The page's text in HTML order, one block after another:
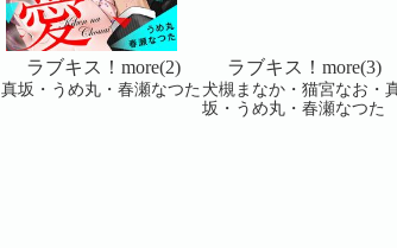
ラブキス！more(2)
真坂・うめ丸・春瀬なつた
ラブキス！more(3)
犬槻まなか・猫宮なお・
坂・うめ丸・春瀬なつた